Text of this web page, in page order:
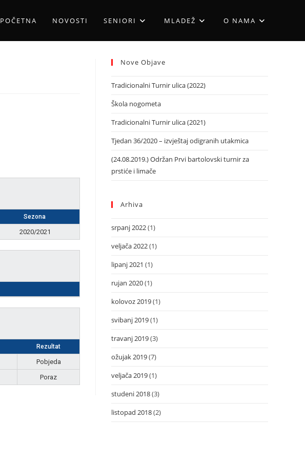
POČETNA NOVOSTI SENIORI MLADEŽ O NAMA
Sezona
2020/2021
Rezultat
Pobjeda
Poraz
Nove Objave
Tradicionalni Turnir ulica (2022)
Škola nogometa
Tradicionalni Turnir ulica (2021)
Tjedan 36/2020 – izvještaj odigranih utakmica
(24.08.2019.) Održan Prvi bartolovski turnir za
prstiće i limače
Arhiva
srpanj 2022(1)
veljača 2022(1)
lipanj 2021 (1)
rujan 2020(1)
kolovoz 2019(1)
svibanj 2019(1)
travanj 2019(3)
ožujak 2019(7)
veljača 2019(1)
studeni 2018(3)
listopad 2018(2)